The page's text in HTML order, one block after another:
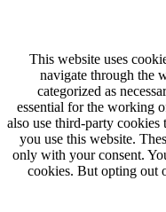
This website uses
navigate through the
categorized as
essential for the working
also use third-party cookies
you use this website.
only with your consent.
cookies. But opting out